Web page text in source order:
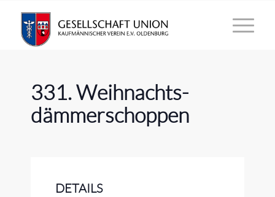
331. Weihnachts­
dämmer­schoppen
DETAILS